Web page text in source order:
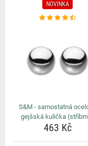
NOVINKA
S&M - samostatná
gejšská kulička
463 Kč